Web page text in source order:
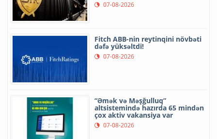
07-08-2026
Fitch ABB-nin reytinqini növbəti
dəfə yüksəltdi!
07-08-2026
“Əmək və Məşğulluq”
altsistemində hazırda 65 mindən
çox aktiv vakansiya var
07-08-2026